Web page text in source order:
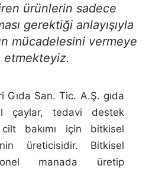
ürünlerin sadece
gerektiği anlayışıyla
mücadelesini vermeye
etmekteyiz.
Gıda San. Tic. A.Ş. gıda
çaylar, tedavi destek
bakımı için bitkisel
üreticisidir. Bitkisel
manada üretip